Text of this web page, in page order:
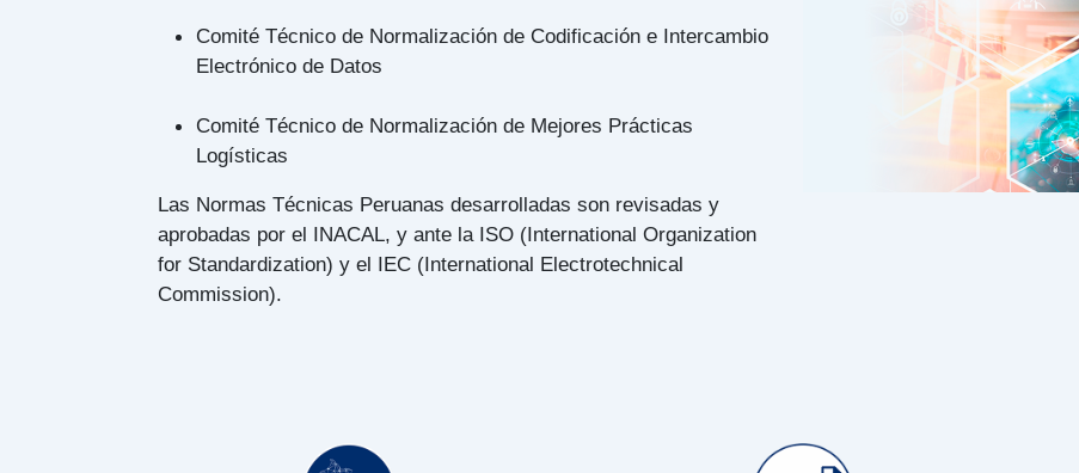
Comité Técnico de Normalización de Codificación e Intercambio
Electrónico de Datos
Comité Técnico de Normalización de Mejores Prácticas
Logísticas
Las Normas Técnicas Peruanas desarrolladas son revisadas y
aprobadas por el INACAL, y ante la ISO (International Organization
for Standardization) y el IEC (International Electrotechnical
Commission).